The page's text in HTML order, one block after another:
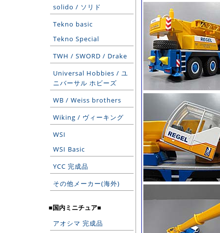
solido / ソリド
Tekno basic
Tekno Special
TWH / SWORD / Drake
Universal Hobbies / ユ
ニバーサル ホビーズ
WB / Weiss brothers
Wiking / ヴィーキング
WSI
WSI Basic
YCC 完成品
その他メーカー(海外)
■国内ミニチュア■
アオシマ 完成品